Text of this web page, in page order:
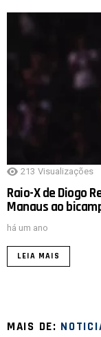
213 Visualizações
Raio-X de Diogo
Manaus ao
há um ano
LEIA MAIS
MAIS DE: